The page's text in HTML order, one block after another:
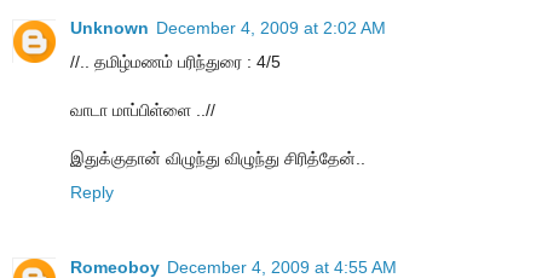
Unknown December 4, 2009 at 2:02 AM
//.. தமிழ்மணம் பரிந்துரை : 4/5
வாடா மாப்பிள்ளை ..//
இதுக்குதான் விழுந்து விழுந்து சிரித்தேன்..
Reply
Romeoboy December 4, 2009 at 4:55 AM